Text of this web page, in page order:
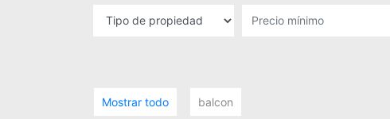
Mostrar todo balcon